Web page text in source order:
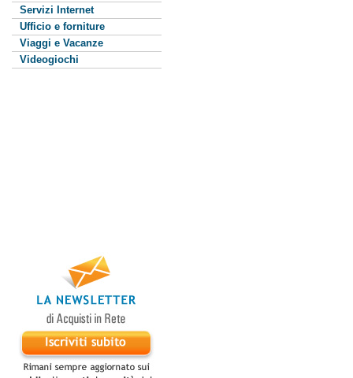
Servizi Internet
Ufficio e forniture
Viaggi e Vacanze
Videogiochi